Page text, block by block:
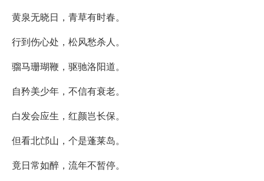
黄泉无晓日，青草有时春。
行到伤心处，松风愁杀人。
骝马珊瑚鞭，驱驰洛阳道。
自矜美少年，不信有衰老。
白发会应生，红颜岂长保。
但看北邙山，个是蓬莱岛。
竟日常如醉，流年不暂停。